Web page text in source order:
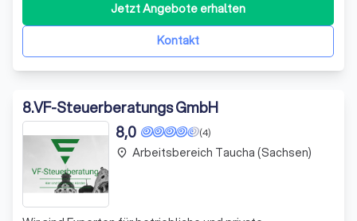
Finanzbuchhaltung, erstellen notwendige
Jahresabschlüsse und verschaffen Ihnen dam
Kontakt
Jetzt Angebote erhalten
8.VF-Steuerberatungs GmbH
(4)
8,0
place Arbeitsbereich Taucha (Sachsen)